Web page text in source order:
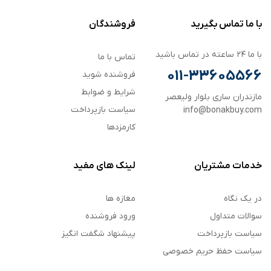
با ما تماس بگیرید
با ما ۲۴ ساعته در تماس باشید
011-33605566
مازندران ساری بلوار ولیعصر
info@bonakbuy.com
فروشندگان
تماس با ما
فروشنده شوید
شرایط و ضوابط
سیاست بازپرداخت
کارمزدها
خدمات مشتریان
در یک نگاه
سوالات متداول
سیاست بازپرداخت
سیاست حفظ حریم خصوصی
لینک های مفید
مغازه ها
ورود فروشنده
پیشنهاد شگفت انگیز